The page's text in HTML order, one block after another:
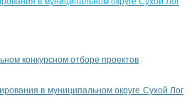
конкурсном отборе проектов
в муниципальном округе Сухой Лог